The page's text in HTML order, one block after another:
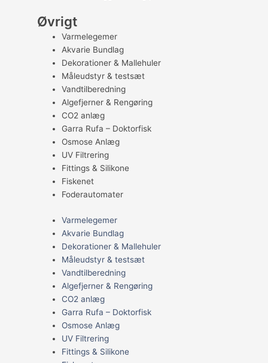
Øvrigt
Varmelegemer
Akvarie Bundlag
Dekorationer & Mallehuler
Måleudstyr & testsæt
Vandtilberedning
Algefjerner & Rengøring
CO2 anlæg
Garra Rufa – Doktorfisk
Osmose Anlæg
UV Filtrering
Fittings & Silikone
Fiskenet
Foderautomater
Varmelegemer
Akvarie Bundlag
Dekorationer & Mallehuler
Måleudstyr & testsæt
Vandtilberedning
Algefjerner & Rengøring
CO2 anlæg
Garra Rufa – Doktorfisk
Osmose Anlæg
UV Filtrering
Fittings & Silikone